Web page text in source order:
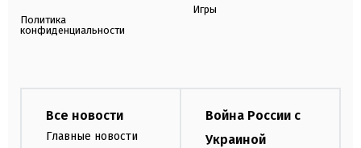
Политика
конфиденциальности
Игры
Все новости
Главные новости
Война России с
Украиной